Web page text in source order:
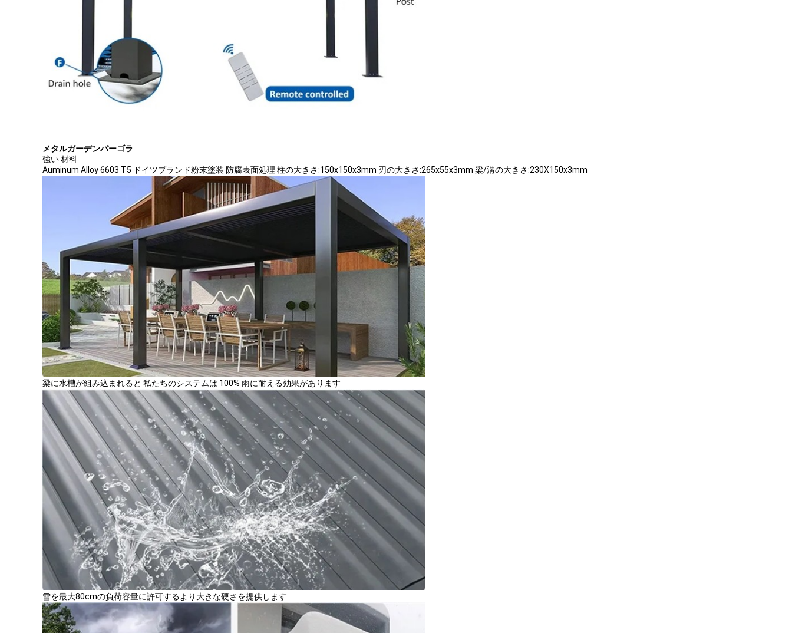
メタルガーデンパーゴラ
強い 材料
Auminum Alloy 6603 T5 ドイツブランド粉末塗装 防腐表面処理 柱の大きさ:150x150x3mm 刃の大きさ:265x55x3mm 梁/溝の大きさ:230X150x3mm
梁に水槽が組み込まれると 私たちのシステムは 100% 雨に耐える効果があります
雪を最大80cmの負荷容量に許可するより大きな硬さを提供します